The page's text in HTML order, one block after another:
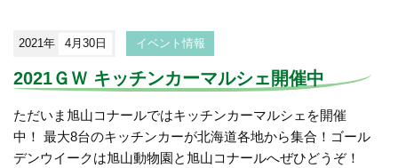
2021年 4月30日 イベント情報
2021ＧＷ キッチンカーマルシェ開催中
ただいま旭山コナールではキッチンカーマルシェを開催
中！ 最大8台のキッチンカーが北海道各地から集合！ゴール
デンウイークは旭山動物園と旭山コナールへぜひどうぞ！